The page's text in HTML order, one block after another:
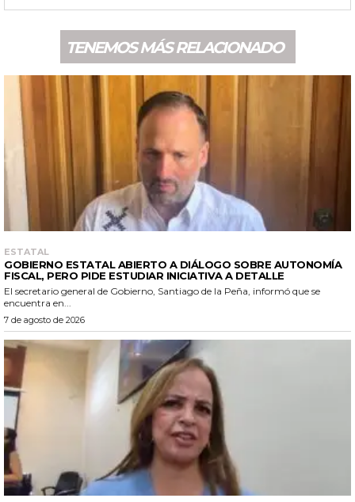
TENEMOS MÁS RELACIONADO
ESTATAL
GOBIERNO ESTATAL ABIERTO A DIÁLOGO SOBRE AUTONOMÍA
FISCAL, PERO PIDE ESTUDIAR INICIATIVA A DETALLE
El secretario general de Gobierno, Santiago de la Peña, informó que se
encuentra en...
7 de agosto de 2026